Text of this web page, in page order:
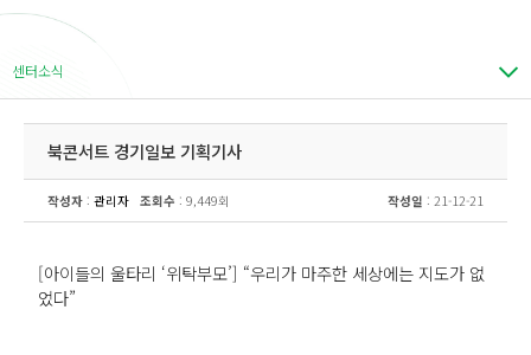
센터소식
북콘서트 경기일보 기획기사
작성자 : 관리자 조회수 : 9,449회 작성일 : 21-12-21
[아이들의 울타리 ‘위탁부모’] “우리가 마주한 세상에는 지도가 없
었다”